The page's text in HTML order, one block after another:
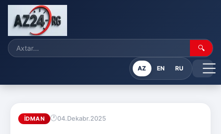
🔍
AZ EN RU
İDMAN 04.Dekabr.2025